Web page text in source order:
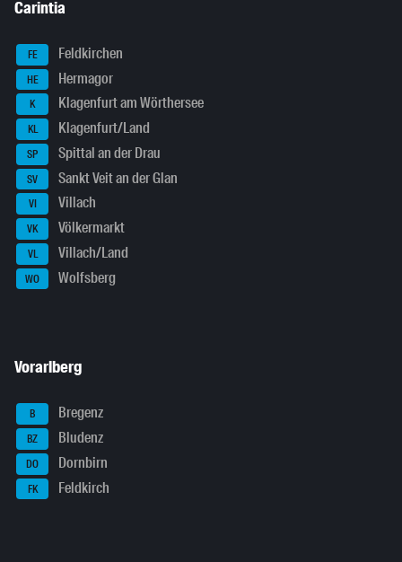
Carintia
FE Feldkirchen
HE Hermagor
K Klagenfurt am Wörthersee
KL Klagenfurt/Land
SP Spittal an der Drau
SV Sankt Veit an der Glan
VI Villach
VK Völkermarkt
VL Villach/Land
WO Wolfsberg
Vorarlberg
B Bregenz
BZ Bludenz
DO Dornbirn
FK Feldkirch